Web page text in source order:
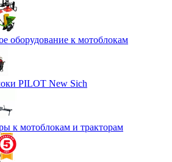
оборудование к мотоблокам
PILOT New Sich
к мотоблокам и тракторам